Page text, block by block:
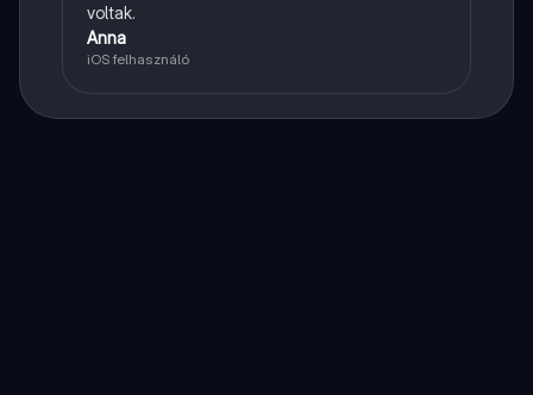
voltak.
Anna
iOS felhasználó